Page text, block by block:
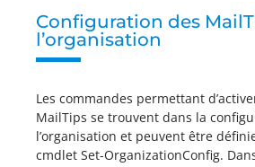
Configuration des
l’organisation
Les commandes permettant
MailTips se trouvent dans la
l’organisation et peuvent être
cmdlet Set-OrganizationConfig.